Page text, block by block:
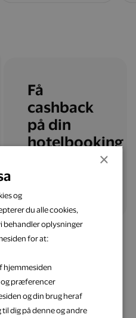
Få
cashback
på din
hotelbooking
til din
×
og
du alle cookies,
behandler oplysninger
for at:
hjemmesiden
og præferencer
og din brug heraf
dig på denne og andre